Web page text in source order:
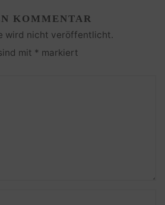
KOMMENTAR
wird nicht veröffentlicht.
mit * markiert